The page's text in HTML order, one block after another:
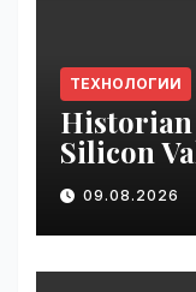
ТЕХНОЛОГИИ
Historian
Silicon
science
09.08.2026